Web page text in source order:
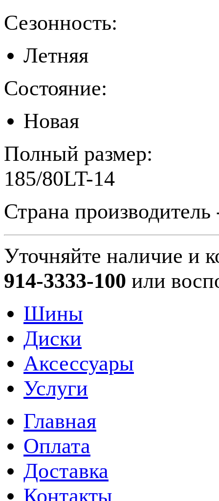
Сезонность:
Летняя
Состояние:
Новая
Полный размер:
185/80LT-14
Страна
Уточняйте наличие и
914-3333-100 или
Шины
Диски
Аксессуары
Услуги
Главная
Оплата
Доставка
Контакты